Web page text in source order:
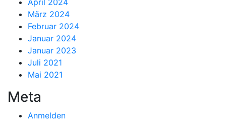
März 2024
Februar 2024
Januar 2024
Januar 2023
Juli 2021
Mai 2021
Meta
Anmelden